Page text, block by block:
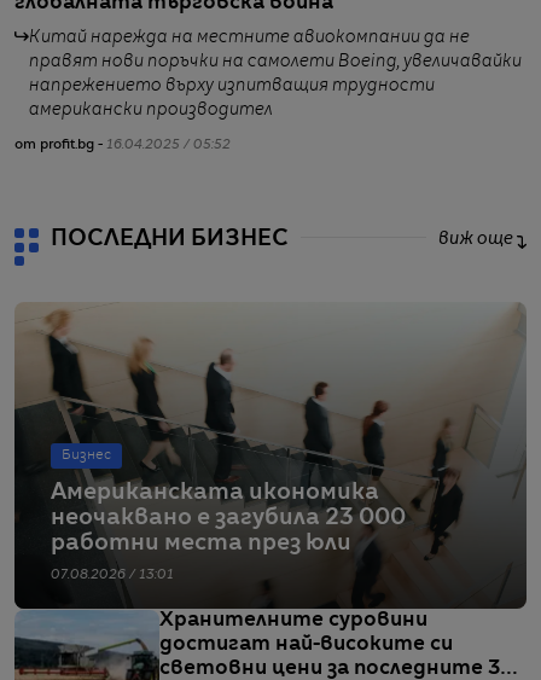
Китай нарежда на местните авиокомпании да не
правят нови поръчки на самолети Boeing, увеличавайки
напрежението върху изпитващия трудности
американски производител
от profit.bg - 16.04.2025 / 05:52
ПОСЛЕДНИ БИЗНЕС виж още
Бизнес
Американската икономика
неочаквано е загубила 23 000
работни места през юли
07.08.2026 / 13:01
Хранителните суровини
достигат най-високите си
световни цени за последните 3